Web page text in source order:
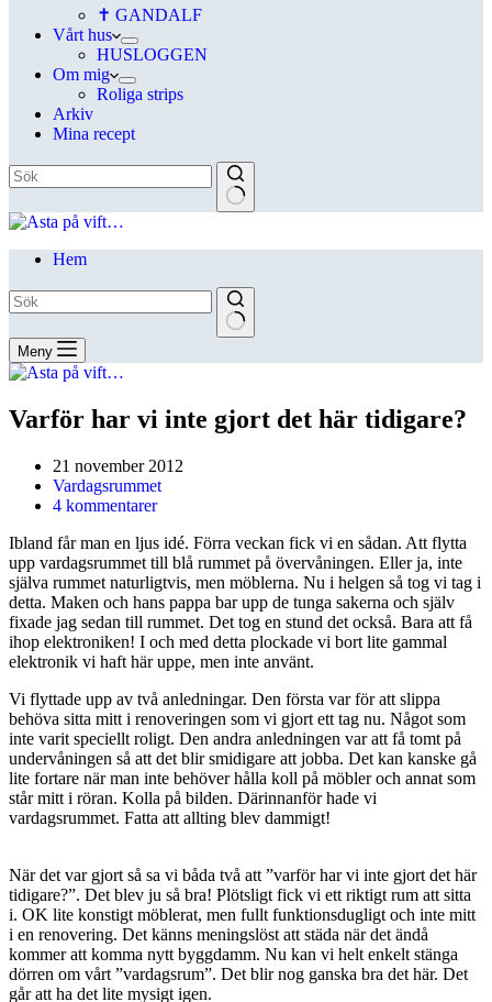
✝ GANDALF
Vårt hus
HUSLOGGEN
Om mig
Roliga strips
Arkiv
Mina recept
Hem
Meny
Varför har vi inte gjort det här tidigare?
21 november 2012
Vardagsrummet
4 kommentarer
Ibland får man en ljus idé. Förra veckan fick vi en sådan. Att flytta
upp vardagsrummet till blå rummet på övervåningen. Eller ja, inte
själva rummet naturligtvis, men möblerna. Nu i helgen så tog vi tag i
detta. Maken och hans pappa bar upp de tunga sakerna och själv
fixade jag sedan till rummet. Det tog en stund det också. Bara att få
ihop elektroniken! I och med detta plockade vi bort lite gammal
elektronik vi haft här uppe, men inte använt.
Vi flyttade upp av två anledningar. Den första var för att slippa
behöva sitta mitt i renoveringen som vi gjort ett tag nu. Något som
inte varit speciellt roligt. Den andra anledningen var att få tomt på
undervåningen så att det blir smidigare att jobba. Det kan kanske gå
lite fortare när man inte behöver hålla koll på möbler och annat som
står mitt i röran. Kolla på bilden. Därinnanför hade vi
vardagsrummet. Fatta att allting blev dammigt!
När det var gjort så sa vi båda två att ”varför har vi inte gjort det här
tidigare?”. Det blev ju så bra! Plötsligt fick vi ett riktigt rum att sitta
i. OK lite konstigt möblerat, men fullt funktionsdugligt och inte mitt
i en renovering. Det känns meningslöst att städa när det ändå
kommer att komma nytt byggdamm. Nu kan vi helt enkelt stänga
dörren om vårt ”vardagsrum”. Det blir nog ganska bra det här. Det
går att ha det lite mysigt igen.